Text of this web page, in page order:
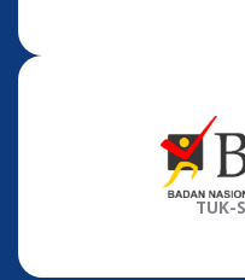
TUK-